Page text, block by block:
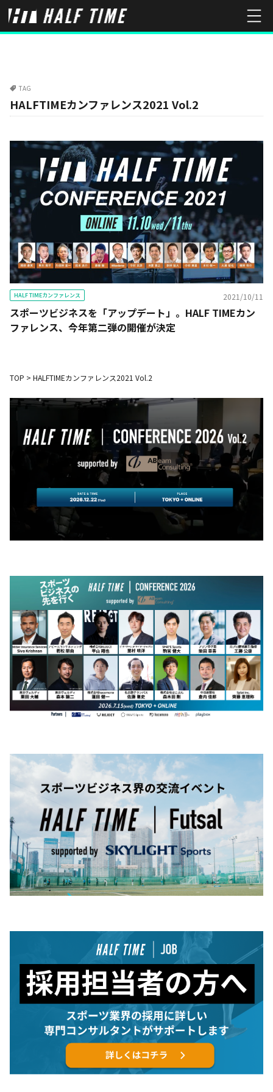
TAG
HALFTIMEカンファレンス2021 Vol.2
HALF TIMEカンファレンス 2021/10/11
スポーツビジネスを「アップデート」。HALF TIMEカン
ファレンス、今年第二弾の開催が決定
TOP > HALFTIMEカンファレンス2021 Vol.2